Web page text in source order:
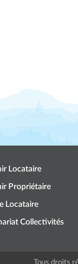
Locataire
Propriétaire
Locataire
Collectivités